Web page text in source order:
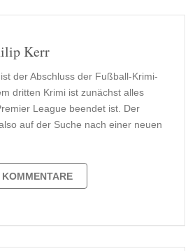
Kerr
der Abschluss der Fußball-Krimi-
dritten Krimi ist zunächst alles
League beendet ist. Der
auf der Suche nach einer neuen
KOMMENTARE